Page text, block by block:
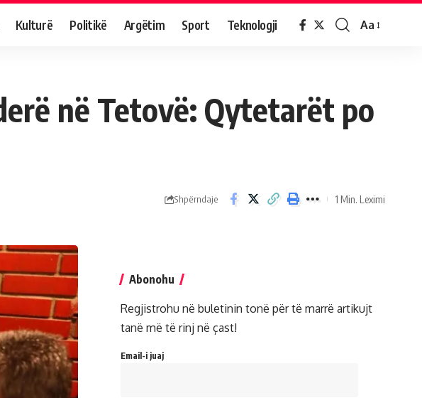
Kulturë Politikë Argëtim Sport Teknologji Aa
në Tetovë: Qytetarët po
Shpërndaje 1 Min. Leximi
Abonohu
Regjistrohu në buletinin tonë për të marrë artikujt
tanë më të rinj në çast!
Email-i juaj